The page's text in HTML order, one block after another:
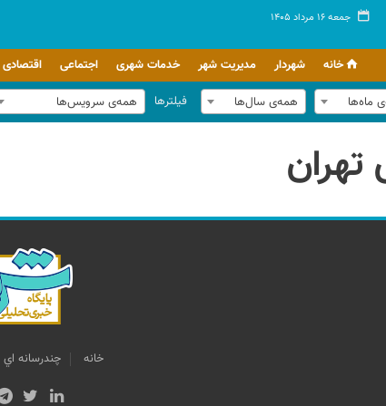
جمعه ۱۶ مرداد ۱۴۰۵
خانه شهردار مدیریت شهر خدمات شهری اجتماعی اقتصادی
ماه‌ها همه‌ی سال‌ها فیلترها همه‌ی سرویس‌ها
خانه چندرسانه اي